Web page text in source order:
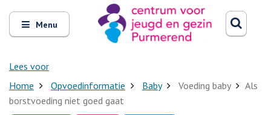
Open
en
sluit
Menu
Lees voor
Zoeken
Home Opvoedinformatie Baby Voeding baby
Als
borstvoeding niet goed gaat